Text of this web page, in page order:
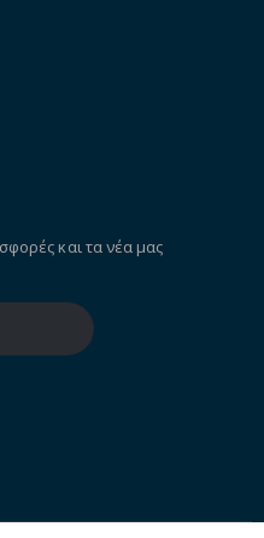
και τα νέα μας